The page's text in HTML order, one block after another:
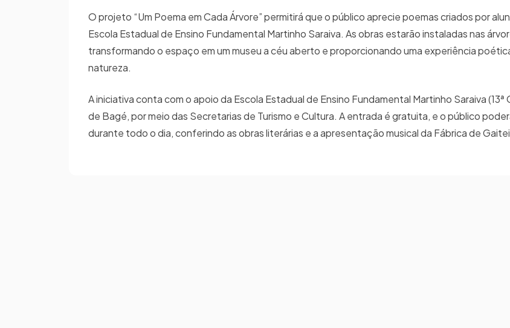
O projeto “Um Poema em Cada Árvore” permitirá que o público aprecie poemas criados por
Escola Estadual de Ensino Fundamental Martinho Saraiva. As obras estarão instaladas nas
transformando o espaço em um museu a céu aberto e proporcionando uma experiência
natureza.
A iniciativa conta com o apoio da Escola Estadual de Ensino Fundamental Martinho Saraiva (13ª
de Bagé, por meio das Secretarias de Turismo e Cultura. A entrada é gratuita, e o público
durante todo o dia, conferindo as obras literárias e a apresentação musical da Fábrica de